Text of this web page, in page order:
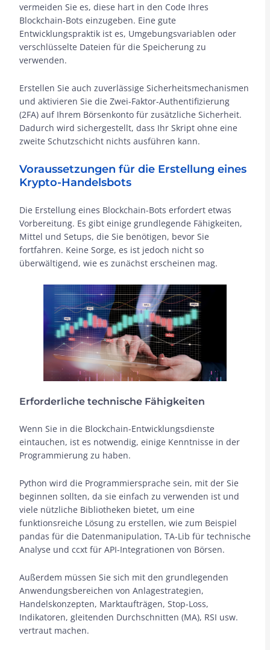
vermeiden Sie es, diese hart in den Code Ihres
Blockchain-Bots einzugeben. Eine gute
Entwicklungspraktik ist es, Umgebungsvariablen oder
verschlüsselte Dateien für die Speicherung zu
verwenden.
Erstellen Sie auch zuverlässige Sicherheitsmechanismen
und aktivieren Sie die Zwei-Faktor-Authentifizierung
(2FA) auf Ihrem Börsenkonto für zusätzliche Sicherheit.
Dadurch wird sichergestellt, dass Ihr Skript ohne eine
zweite Schutzschicht nichts ausführen kann.
Voraussetzungen für die Erstellung eines
Krypto-Handelsbots
Die Erstellung eines Blockchain-Bots erfordert etwas
Vorbereitung. Es gibt einige grundlegende Fähigkeiten,
Mittel und Setups, die Sie benötigen, bevor Sie
fortfahren. Keine Sorge, es ist jedoch nicht so
überwältigend, wie es zunächst erscheinen mag.
Erforderliche technische Fähigkeiten
Wenn Sie in die Blockchain-Entwicklungsdienste
eintauchen, ist es notwendig, einige Kenntnisse in der
Programmierung zu haben.
Python wird die Programmiersprache sein, mit der Sie
beginnen sollten, da sie einfach zu verwenden ist und
viele nützliche Bibliotheken bietet, um eine
funktionsreiche Lösung zu erstellen, wie zum Beispiel
pandas für die Datenmanipulation, TA-Lib für technische
Analyse und ccxt für API-Integrationen von Börsen.
Außerdem müssen Sie sich mit den grundlegenden
Anwendungsbereichen von Anlagestrategien,
Handelskonzepten, Marktaufträgen, Stop-Loss,
Indikatoren, gleitenden Durchschnitten (MA), RSI usw.
vertraut machen.